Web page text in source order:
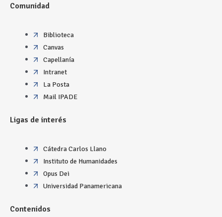
Comunidad
Biblioteca
Canvas
Capellanía
Intranet
La Posta
Mail IPADE
Ligas de interés
Cátedra Carlos Llano
Instituto de Humanidades
Opus Dei
Universidad Panamericana
Contenidos